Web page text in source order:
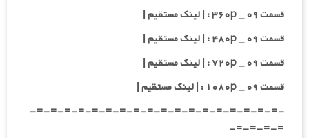
قسمت ۰۹ _ ۳۶۰p : | لینک مستقیم |
قسمت ۰۹ _ ۴۸۰p : | لینک مستقیم |
قسمت ۰۹ _ ۷۲۰p : | لینک مستقیم |
قسمت ۰۹ _ ۱۰۸۰p : | لینک مستقیم |
-=-=-=-=-=-=-=-=-=-=-=-=-=-=-=-=-=-=-
=-=-=-=-